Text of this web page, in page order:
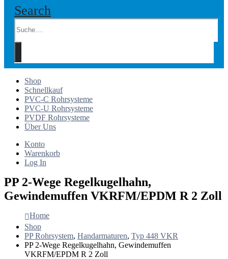
Search
Shop
Schnellkauf
PVC-C Rohrsysteme
PVC-U Rohrsysteme
PVDF Rohrsysteme
Über Uns
Konto
Warenkorb
Log In
PP 2-Wege Regelkugelhahn,
Gewindemuffen VKRFM/EPDM R 2 Zoll
Home
Shop
PP Rohrsystem, Handarmaturen, Typ 448 VKR
PP 2-Wege Regelkugelhahn, Gewindemuffen
VKRFM/EPDM R 2 Zoll